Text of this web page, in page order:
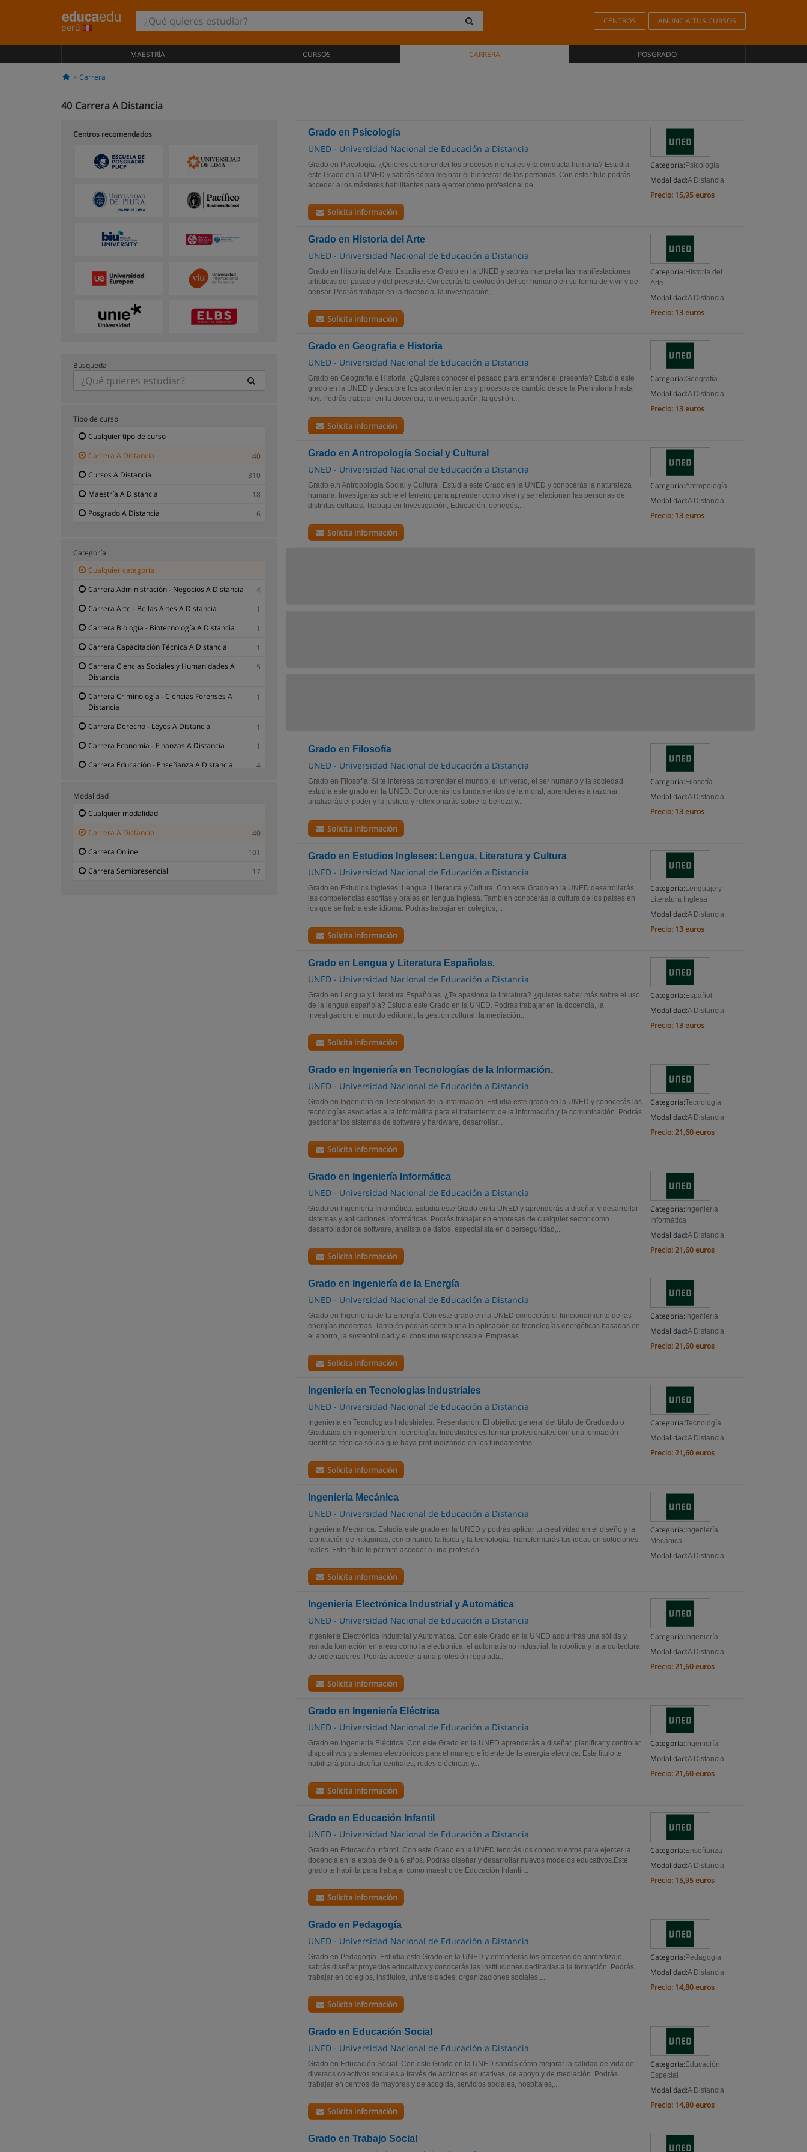
perú
CENTROS ANUNCIA TUS CURSOS
MAESTRÍA CURSOS CARRERA POSGRADO
Carrera
40 Carrera A Distancia
Grado en Psicología
UNED - Universidad Nacional de Educación a Distancia
Categoría: Psicología
Modalidad:A Distancia
Precio: 15,95 euros
Grado en Psicología. ¿Quieres comprender los procesos mentales y la conducta humana? Estudia
este Grado en la UNED y sabrás cómo mejorar el bienestar de las personas. Con este título podrás
acceder a los másteres habilitantes para ejercer como profesional de...
Solicita información
Grado en Historia del Arte
UNED - Universidad Nacional de Educación a Distancia
Categoría: Historia del
Arte
Modalidad:A Distancia
Precio: 13 euros
Grado en Historia del Arte. Estudia este Grado en la UNED y sabrás interpretar las manifestaciones
artísticas del pasado y del presente. Conocerás la evolución del ser humano en su forma de vivir y de
pensar. Podrás trabajar en la docencia, la investigación,...
Solicita información
Grado en Geografía e Historia
UNED - Universidad Nacional de Educación a Distancia
Categoría:Geografía
Modalidad:A Distancia
Precio: 13 euros
Grado en Geografía e Historia. ¿Quieres conocer el pasado para entender el presente? Estudia este
grado en la UNED y descubre los acontecimientos y procesos de cambio desde la Prehistoria hasta
hoy. Podrás trabajar en la docencia, la investigación, la gestión...
Solicita información
Grado en Antropologí­a Social y Cultural
UNED - Universidad Nacional de Educación a Distancia
Categoría:Antropología
Modalidad:A Distancia
Precio: 13 euros
Grado e.n Antropologí­a Social y Cultural. Estudia este Grado en la UNED y conocerás la naturaleza
humana. Investigarás sobre el terreno para aprender cómo viven y se relacionan las personas de
distintas culturas. Trabaja en Investigación, Educación, oenegés,...
Solicita información
Grado en Filosofía
UNED - Universidad Nacional de Educación a Distancia
Categoría: Filosofía
Modalidad:A Distancia
Precio: 13 euros
Grado en Filosofía. Si te interesa comprender el mundo, el universo, el ser humano y la sociedad
estudia este grado en la UNED. Conocerás los fundamentos de la moral, aprenderás a razonar,
analizarás el poder y la justicia y reflexionarás sobre la belleza y...
Solicita información
Grado en Estudios Ingleses: Lengua, Literatura y Cultura
UNED - Universidad Nacional de Educación a Distancia
Categoría: Lenguaje y
Literatura Inglesa
Modalidad:A Distancia
Precio: 13 euros
Grado en Estudios Ingleses: Lengua, Literatura y Cultura. Con este Grado en la UNED desarrollarás
las competencias escritas y orales en lengua inglesa. También conocerás la cultura de los países en
los que se habla este idioma. Podrás trabajar en colegios,...
Solicita información
Grado en Lengua y Literatura Españolas.
UNED - Universidad Nacional de Educación a Distancia
Categoría: Español
Modalidad:A Distancia
Precio: 13 euros
Grado en Lengua y Literatura Españolas. ¿Te apasiona la literatura? ¿quieres saber más sobre el uso
de la lengua española? Estudia este Grado en la UNED. Podrás trabajar en la docencia, la
investigación, el mundo editorial, la gestión cultural, la mediación...
Solicita información
Grado en Ingeniería en Tecnologías de la Información.
UNED - Universidad Nacional de Educación a Distancia
Categoría:Tecnología
Modalidad:A Distancia
Precio:21,60 euros
Grado en Ingeniería en Tecnologías de la Información. Estudia este grado en la UNED y conocerás las
tecnologías asociadas a la informática para el tratamiento de la información y la comunicación. Podrás
gestionar los sistemas de software y hardware, desarrollar...
Solicita información
Grado en Ingeniería Informática
UNED - Universidad Nacional de Educación a Distancia
Categoría: Ingeniería
Informática
Modalidad:A Distancia
Precio:21,60 euros
Grado en Ingeniería Informática. Estudia este Grado en la UNED y aprenderás a diseñar y desarrollar
sistemas y aplicaciones informáticas. Podrás trabajar en empresas de cualquier sector como
desarrollador de software, analista de datos, especialista en ciberseguridad,...
Solicita información
Grado en Ingeniería de la Energía
UNED - Universidad Nacional de Educación a Distancia
Categoría: Ingeniería
Modalidad:A Distancia
Precio:21,60 euros
Grado en Ingeniería de la Energía. Con este grado en la UNED conocerás el funcionamiento de las
energías modernas. También podrás contribuir a la aplicación de tecnologías energéticas basadas en
el ahorro, la sostenibilidad y el consumo responsable. Empresas...
Solicita información
Ingeniería en Tecnologías Industriales
UNED - Universidad Nacional de Educación a Distancia
Categoría:Tecnología
Modalidad:A Distancia
Precio:21,60 euros
Ingeniería en Tecnologías Industriales. Presentación. El objetivo general del título de Graduado o
Graduada en Ingeniería en Tecnologías Industriales es formar profesionales con una formación
científico-técnica sólida que haya profundizando en los fundamentos...
Solicita información
Ingeniería Mecánica
UNED - Universidad Nacional de Educación a Distancia
Categoría: Ingeniería
Mecánica
Modalidad:A Distancia
Ingeniería Mecánica. Estudia este grado en la UNED y podrás aplicar tu creatividad en el diseño y la
fabricación de máquinas, combinando la física y la tecnología. Transformarás las ideas en soluciones
reales. Este título te permite acceder a una profesión...
Solicita información
Ingeniería Electrónica Industrial y Automática
UNED - Universidad Nacional de Educación a Distancia
Categoría: Ingeniería
Modalidad:A Distancia
Precio:21,60 euros
Ingeniería Electrónica Industrial y Automática. Con este Grado en la UNED adquirirás una sólida y
variada formación en áreas como la electrónica, el automatismo industrial, la robótica y la arquitectura
de ordenadores. Podrás acceder a una profesión regulada...
Solicita información
Grado en Ingeniería Eléctrica
UNED - Universidad Nacional de Educación a Distancia
Categoría: Ingeniería
Modalidad:A Distancia
Precio:21,60 euros
Grado en Ingeniería Eléctrica. Con este Grado en la UNED aprenderás a diseñar, planificar y controlar
dispositivos y sistemas electrónicos para el manejo eficiente de la energía eléctrica. Este título te
habilitará para diseñar centrales, redes eléctricas y...
Solicita información
Grado en Educación Infantil
UNED - Universidad Nacional de Educación a Distancia
Categoría: Enseñanza
Modalidad:A Distancia
Precio: 15,95 euros
Grado en Educación Infantil. Con este Grado en la UNED tendrás los conocimientos para ejercer la
docencia en la etapa de 0 a 6 años. Podrás diseñar y desarrollar nuevos modelos educativos.Este
grado te habilita para trabajar como maestro de Educación Infantil...
Solicita información
Grado en Pedagogía
UNED - Universidad Nacional de Educación a Distancia
Categoría: Pedagogía
Modalidad:A Distancia
Precio: 14,80 euros
Grado en Pedagogía. Estudia este Grado en la UNED y entenderás los procesos de aprendizaje,
sabrás diseñar proyectos educativos y conocerás las instituciones dedicadas a la formación. Podrás
trabajar en colegios, institutos, universidades, organizaciones sociales,...
Solicita información
Grado en Educación Social
UNED - Universidad Nacional de Educación a Distancia
Categoría: Educación
Especial
Modalidad:A Distancia
Precio: 14,80 euros
Grado en Educación Social. Con este Grado en la UNED sabrás cómo mejorar la calidad de vida de
diversos colectivos sociales a través de acciones educativas, de apoyo y de mediación. Podrás
trabajar en centros de mayores y de acogida, servicios sociales, hospitales,...
Solicita información
Grado en Trabajo Social
Centros recomendados
Búsqueda
Tipo de curso
Cualquier tipo de curso
Carrera A Distancia
40
Cursos A Distancia
310
Maestría A Distancia
18
Posgrado A Distancia
6
Categoría
Cualquier categoría
Carrera Administración - Negocios A Distancia
4
Carrera Arte - Bellas Artes A Distancia
1
Carrera Biología - Biotecnología A Distancia
1
Carrera Capacitación Técnica A Distancia
1
Carrera Ciencias Sociales y Humanidades A
Distancia
5
Carrera Criminología - Ciencias Forenses A
Distancia
1
Carrera Derecho - Leyes A Distancia
1
Carrera Economía - Finanzas A Distancia
1
Carrera Educación - Enseñanza A Distancia
4
Modalidad
Cualquier modalidad
Carrera A Distancia
40
Carrera Online
101
Carrera Semipresencial
17